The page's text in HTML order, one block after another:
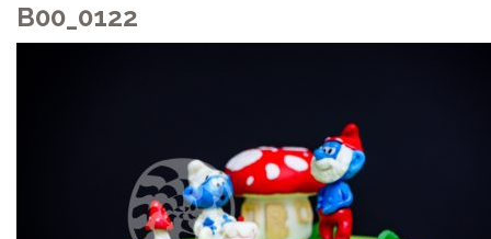
B00_0122